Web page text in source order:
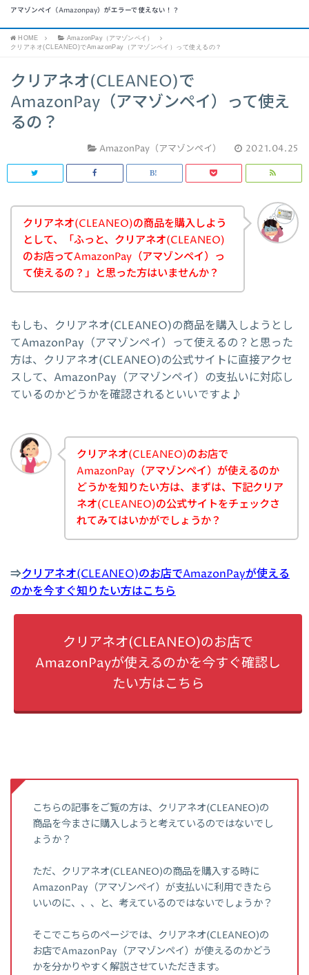
アマゾンペイ（Amazonpay）がエラーで使えない！？
HOME
AmazonPay（アマゾンペイ）
クリアネオ(CLEANEO)でAmazonPay（アマゾンペイ）って使えるの？
クリアネオ(CLEANEO)で
AmazonPay（アマゾンペイ）って使え
るの？
AmazonPay（アマゾンペイ） 2021.04.25
クリアネオ(CLEANEO)の商品を購入しよう
として、「ふっと、クリアネオ(CLEANEO)
のお店ってAmazonPay（アマゾンペイ）っ
て使えるの？」と思った方はいませんか？
もしも、クリアネオ(CLEANEO)の商品を購入しようとし
てAmazonPay（アマゾンペイ）って使えるの？と思った
方は、クリアネオ(CLEANEO)の公式サイトに直接アクセ
スして、AmazonPay（アマゾンペイ）の支払いに対応し
ているのかどうかを確認されるといいですよ♪
クリアネオ(CLEANEO)のお店で
AmazonPay（アマゾンペイ）が使えるのか
どうかを知りたい方は、まずは、下記クリア
ネオ(CLEANEO)の公式サイトをチェックさ
れてみてはいかがでしょうか？
⇒クリアネオ(CLEANEO)のお店でAmazonPayが使える
のかを今すぐ知りたい方はこちら
クリアネオ(CLEANEO)のお店で
AmazonPayが使えるのかを今すぐ確認し
たい方はこちら
こちらの記事をご覧の方は、クリアネオ(CLEANEO)の
商品を今まさに購入しようと考えているのではないでし
ょうか？
ただ、クリアネオ(CLEANEO)の商品を購入する時に
AmazonPay（アマゾンペイ）が支払いに利用できたら
いいのに、、、と、考えているのではないでしょうか？
そこでこちらのページでは、クリアネオ(CLEANEO)の
お店でAmazonPay（アマゾンペイ）が使えるのかどう
かを分かりやすく解説させていただきます。